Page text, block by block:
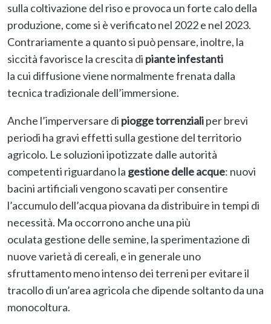
sulla coltivazione del riso e provoca un forte calo della
produzione, come si è verificato nel 2022 e nel 2023.
Contrariamente a quanto si può pensare, inoltre, la
siccità favorisce la crescita di piante infestanti
la cui diffusione viene normalmente frenata dalla
tecnica tradizionale dell’immersione.
Anche l’imperversare di piogge torrenzialiper brevi
periodi ha gravi effetti sulla gestione del territorio
agricolo. Le soluzioni ipotizzate dalle autorità
competenti riguardano la gestione delle acque: nuovi
bacini artificiali vengono scavati per consentire
l’accumulo dell’acqua piovana da distribuire in tempi di
necessità. Ma occorrono anche una più
oculata gestione delle semine, la sperimentazione di
nuove varietà di cereali, e in generale uno
sfruttamento meno intenso dei terreni per evitare il
tracollo di un’area agricola che dipende soltanto da una
monocoltura.